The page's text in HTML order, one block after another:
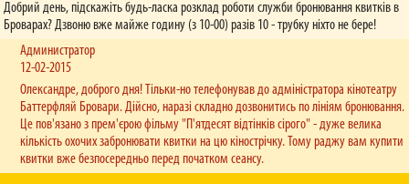
Добрий день, підскажіть будь-ласка розклад роботи служби бронювання квитків в
Броварах? Дзвоню вже майже годину (з 10-00) разів 10 - трубку ніхто не бере!
Администратор
12-02-2015
Олександре, доброго дня! Тільки-но телефонував до адміністратора кінотеатру
Баттерфляй Бровари. Дійсно, наразі складно дозвонитись по лініям бронювання.
Це пов'язано з прем'єрою фільму "П'ятдесят відтінків сірого" - дуже велика
кількість охочих забронювати квитки на цю кінострічку. Тому раджу вам купити
квитки вже безпосередньо перед початком сеансу.